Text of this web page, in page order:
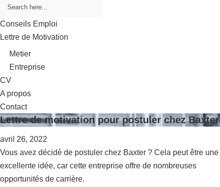
Conseils Emploi
Lettre de Motivation
Metier
Entreprise
CV
A propos
Contact
Lettre de motivation pour postuler chez Baxter
avril 26, 2022
Vous avez décidé de postuler chez Baxter ? Cela peut être une
excellente idée, car cette entreprise offre de nombreuses
opportunités de carrière.